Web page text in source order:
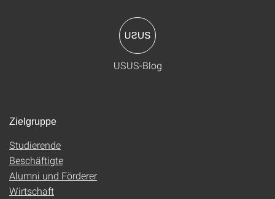
USUS-Blog
Zielgruppe
Studierende
Beschäftigte
Alumni und Förderer
Wirtschaft